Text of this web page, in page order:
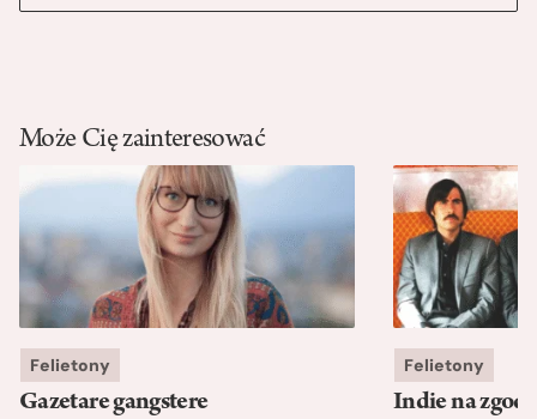
Może Cię zainteresować
Felietony
Gazetare gangstere
Felietony
Indie na